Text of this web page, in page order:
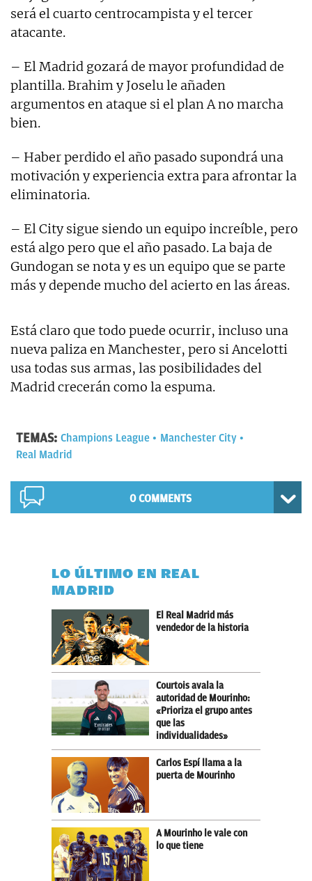
será el cuarto centrocampista y el tercer
atacante.
– El Madrid gozará de mayor profundidad de
plantilla. Brahim y Joselu le añaden
argumentos en ataque si el plan A no marcha
bien.
– Haber perdido el año pasado supondrá una
motivación y experiencia extra para afrontar la
eliminatoria.
– El City sigue siendo un equipo increíble, pero
está algo pero que el año pasado. La baja de
Gundogan se nota y es un equipo que se parte
más y depende mucho del acierto en las áreas.
Está claro que todo puede ocurrir, incluso una
nueva paliza en Manchester, pero si Ancelotti
usa todas sus armas, las posibilidades del
Madrid crecerán como la espuma.
TEMAS: Champions League
Manchester City
Real Madrid
0 COMMENTS
LO ÚLTIMO EN REAL
MADRID
El Real Madrid más
vendedor de la historia
Courtois avala la
autoridad de Mourinho:
«Prioriza el grupo antes
que las
individualidades»
Carlos Espí llama a la
puerta de Mourinho
A Mourinho le vale con
lo que tiene